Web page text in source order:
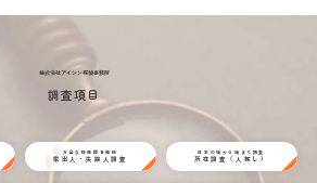
株式会社アイシン探偵事務所
調査項目
万全な情報網を駆使
家出人・失踪人調査
日本の端から端まで調査
所在調査（人探し）